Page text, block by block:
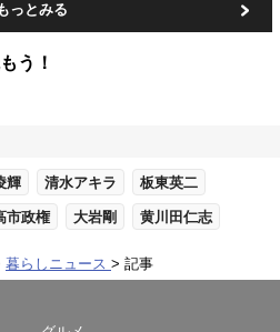
っとみる
う！
輝 清水アキラ 板東英二
市政権 大岩剛 黄川田仁志
暮らしニュース 記事